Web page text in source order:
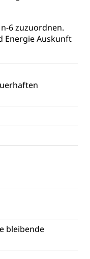
6 zuzuordnen.
Energie Auskunft
bleibende